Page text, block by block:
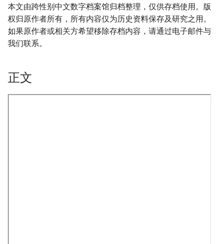
本文由跨性别中文数字档案馆归档整理，仅供存档使用。版
权归原作者所有，所有内容仅为历史资料保存及研究之用。
如果原作者或相关方希望移除存档内容，请通过电子邮件与
我们联系。
正文